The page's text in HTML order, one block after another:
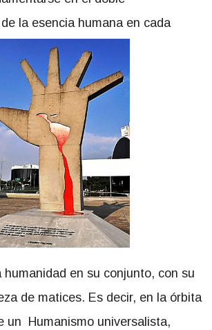
la esencia humana en cada
en su conjunto, con su
de matices. Es decir, en la órbita
un Humanismo universalista,